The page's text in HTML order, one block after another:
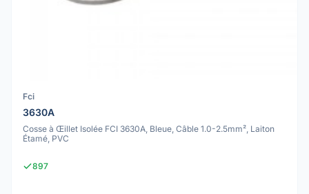
Fci
3630A
Cosse à Œillet Isolée FCI 3630A, Bleue, Câble 1.0-2.5mm², Laiton
Étamé, PVC
897